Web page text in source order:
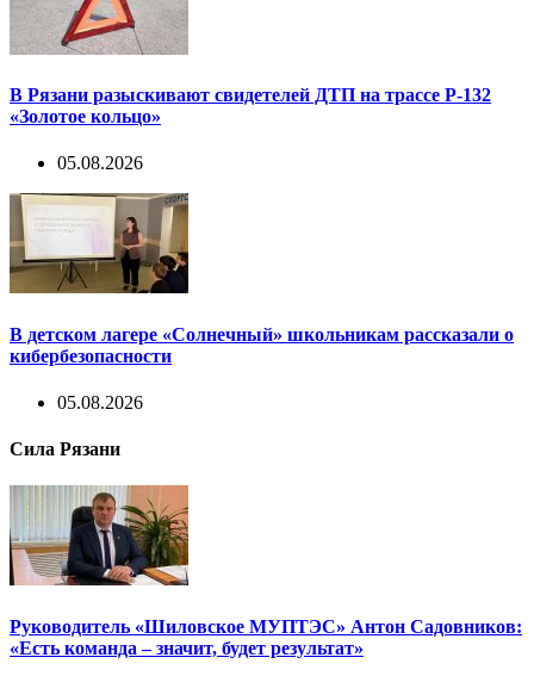
В Рязани разыскивают свидетелей ДТП на трассе Р-132
«Золотое кольцо»
05.08.2026
В детском лагере «Солнечный» школьникам рассказали о
кибербезопасности
05.08.2026
Сила Рязани
Руководитель «Шиловское МУПТЭС» Антон Садовников:
«Есть команда – значит, будет результат»